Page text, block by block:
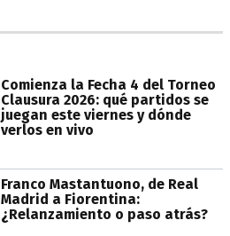
Comienza la Fecha 4 del Torneo
Clausura 2026: qué partidos se
juegan este viernes y dónde
verlos en vivo
Franco Mastantuono, de Real
Madrid a Fiorentina:
¿Relanzamiento o paso atrás?